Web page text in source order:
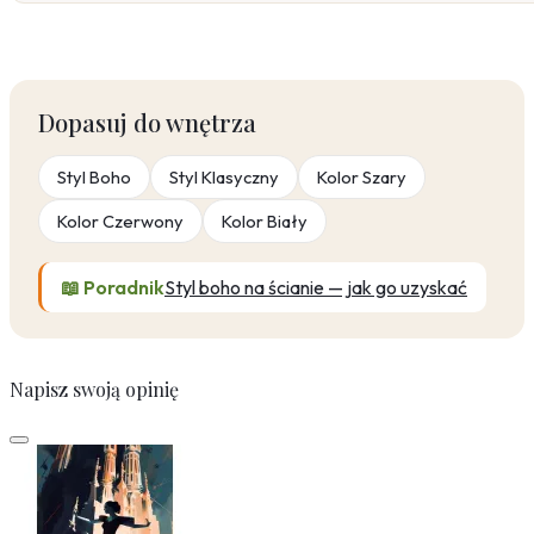
Dopasuj do wnętrza
Styl Boho Styl Klasyczny
Kolor Szary
Kolor Czerwony
Kolor Biały
📖 PoradnikStyl boho na ścianie — jak go uzyskać
Napisz swoją opinię